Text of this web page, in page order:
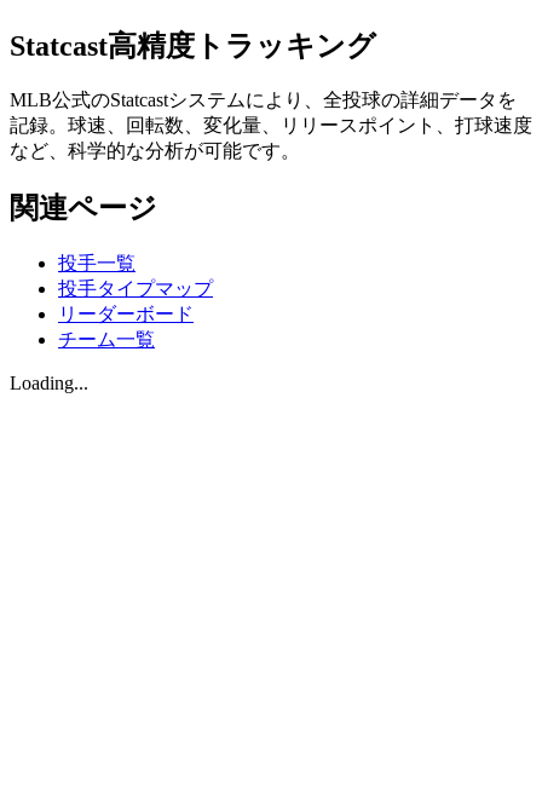
Statcast高精度トラッキング
MLB公式のStatcastシステムにより、全投球の詳細データを
記録。球速、回転数、変化量、リリースポイント、打球速度
など、科学的な分析が可能です。
関連ページ
投手一覧
投手タイプマップ
リーダーボード
チーム一覧
Loading...